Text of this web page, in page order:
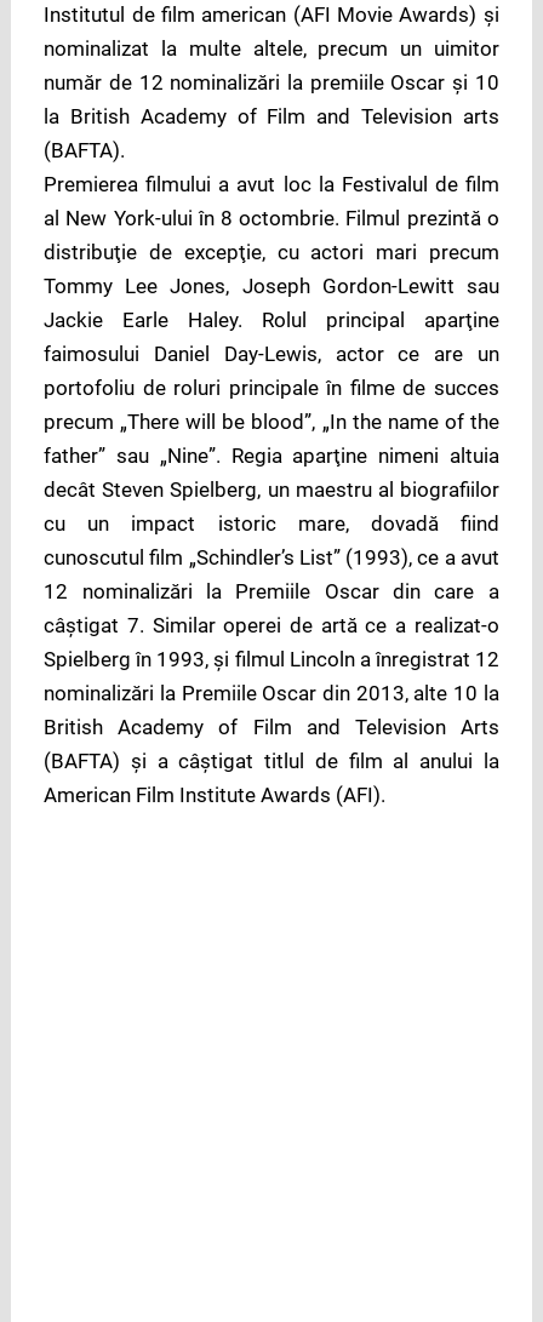
Institutul de film american (AFI Movie Awards) și
nominalizat la multe altele, precum un uimitor
număr de 12 nominalizări la premiile Oscar și 10
la British Academy of Film and Television arts
(BAFTA).
Premierea filmului a avut loc la Festivalul de film
al New York-ului în 8 octombrie. Filmul prezintă o
distribuţie de excepţie, cu actori mari precum
Tommy Lee Jones, Joseph Gordon-Lewitt sau
Jackie Earle Haley. Rolul principal aparţine
faimosului Daniel Day-Lewis, actor ce are un
portofoliu de roluri principale în filme de succes
precum „There will be blood”, „In the name of the
father” sau „Nine”. Regia aparţine nimeni altuia
decât Steven Spielberg, un maestru al biografiilor
cu un impact istoric mare, dovadă fiind
cunoscutul film „Schindler’s List” (1993), ce a avut
12 nominalizări la Premiile Oscar din care a
câştigat 7. Similar operei de artă ce a realizat-o
Spielberg în 1993, şi filmul Lincoln a înregistrat 12
nominalizări la Premiile Oscar din 2013, alte 10 la
British Academy of Film and Television Arts
(BAFTA) şi a câştigat titlul de film al anului la
American Film Institute Awards (AFI).